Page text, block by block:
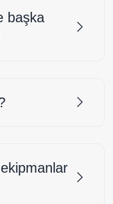
başka